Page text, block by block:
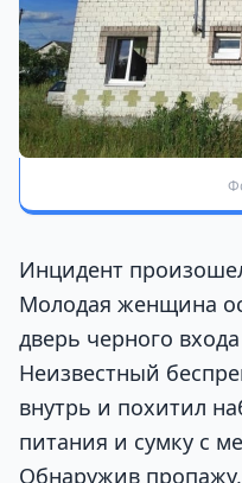
Инцидент
Молодая женщина
дверь черного
Неизвестный
внутрь и похитил
питания и сумку с
Обнаружив